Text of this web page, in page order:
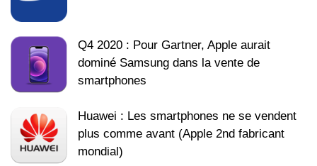
Q4 2020 : Pour Gartner, Apple aurait
dominé Samsung dans la vente de
smartphones
Huawei : Les smartphones ne se vendent
plus comme avant (Apple 2nd fabricant
mondial)